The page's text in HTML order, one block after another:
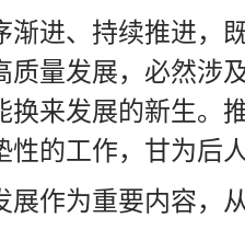
进、持续推进，
量发展，必然涉
来发展的新生。
的工作，甘为后
作为重要内容，